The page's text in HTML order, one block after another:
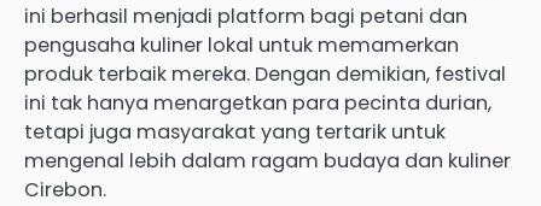
ini berhasil menjadi platform bagi petani dan
pengusaha kuliner lokal untuk memamerkan
produk terbaik mereka. Dengan demikian, festival
ini tak hanya menargetkan para pecinta durian,
tetapi juga masyarakat yang tertarik untuk
mengenal lebih dalam ragam budaya dan kuliner
Cirebon.